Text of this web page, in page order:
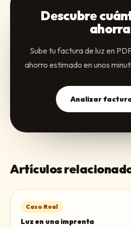
Descubre
Sube tu factura de luz en
ahorro estimado en unos
Analizar
Artículos
Caso Real
Luz en una imprenta